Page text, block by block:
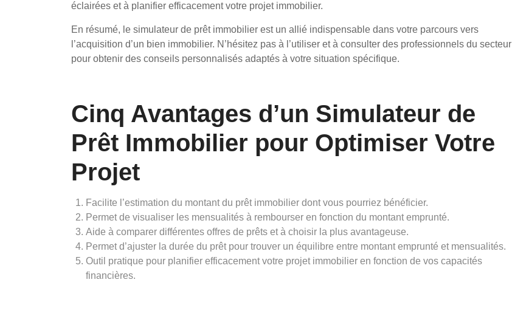
éclairées et à planifier efficacement votre projet immobilier.
En résumé, le simulateur de prêt immobilier est un allié indispensable dans votre parcours vers
l’acquisition d’un bien immobilier. N’hésitez pas à l’utiliser et à consulter des professionnels du secteur
pour obtenir des conseils personnalisés adaptés à votre situation spécifique.
Cinq Avantages d’un Simulateur de
Prêt Immobilier pour Optimiser Votre
Projet
Facilite l’estimation du montant du prêt immobilier dont vous pourriez bénéficier.
Permet de visualiser les mensualités à rembourser en fonction du montant emprunté.
Aide à comparer différentes offres de prêts et à choisir la plus avantageuse.
Permet d’ajuster la durée du prêt pour trouver un équilibre entre montant emprunté et mensualités.
Outil pratique pour planifier efficacement votre projet immobilier en fonction de vos capacités
financières.